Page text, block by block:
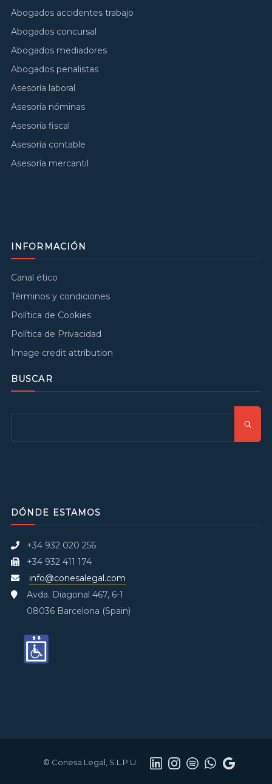
Abogados accidentes trabajo
Abogados concursal
Abogados mediadores
Abogados penalistas
Asesoría laboral
Asesoría nóminas
Asesoría fiscal
Asesoría contable
Asesoría mercantil
INFORMACIÓN
Canal ético
Términos y condiciones
Política de Cookies
Política de Privacidad
Image credit attribution
BUSCAR
DÓNDE ESTAMOS
+34 932 020 256
+34 932 411 174
info@conesalegal.com
Avda. Diagonal 467, 6-1
08036 Barcelona (Spain)
© Conesa Legal, S.L.P.U.